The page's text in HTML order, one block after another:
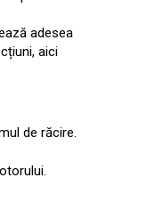
adesea
aici
de răcire.